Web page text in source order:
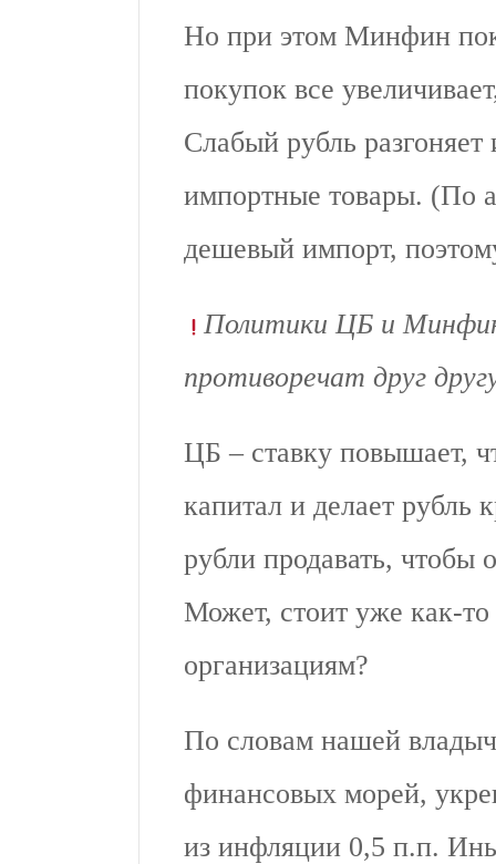
Но при этом Минфин
покупок все
Слабый рубль
импортные товары. (По
дешевый импорт,
Политики ЦБ и
противоречат друг
ЦБ – ставку повышает,
капитал и делает рубль
рубли продавать, чтобы
Может, стоит уже как-то
организациям?
По словам нашей
финансовых морей,
из инфляции 0,5 п.п.